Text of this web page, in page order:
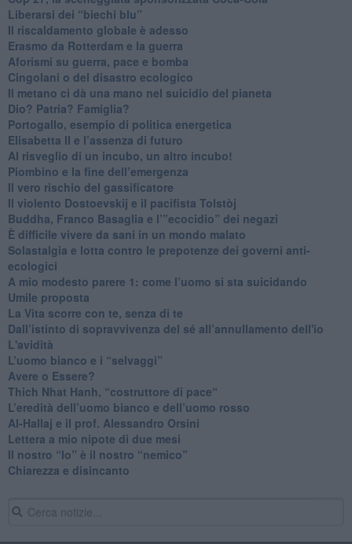
​Liberarsi dei “biechi blu”
Il riscaldamento globale è adesso
​Erasmo da Rotterdam e la guerra
​Aforismi su guerra, pace e bomba
Cingolani o del disastro ecologico
​Il metano ci dà una mano nel suicidio del pianeta
​Dio? Patria? Famiglia?
Portogallo, esempio di politica energetica
​Elisabetta II e l’assenza di futuro
Al risveglio di un incubo, un altro incubo!
​Piombino e la fine dell’emergenza
​Il vero rischio del gassificatore
​Il violento Dostoevskij e il pacifista Tolstòj
​Buddha, Franco Basaglia e l’”ecocidio” dei negazi
​È difficile vivere da sani in un mondo malato
Solastalgia e lotta contro le prepotenze dei governi anti-
ecologici
​A mio modesto parere 1: come l’uomo si sta suicidando
​Umile proposta
​La Vita scorre con te, senza di te
​Dall’istinto di sopravvivenza del sé all’annullamento dell'io
L'avidità
​L’uomo bianco e i “selvaggi”
​Avere o Essere?
​Thich Nhat Hanh, “costruttore di pace“
​L’eredità dell’uomo bianco e dell’uomo rosso
Al-Hallaj e il prof. Alessandro Orsini
​Lettera a mio nipote di due mesi
​Il nostro “Io” è il nostro “nemico”
​Chiarezza e disincanto